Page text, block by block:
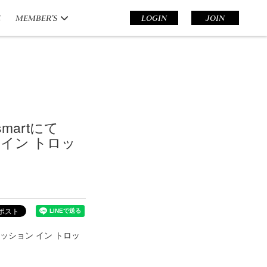
MEMBER’S LOGIN JOIN
にて
ン トロッ
ション イン トロッ